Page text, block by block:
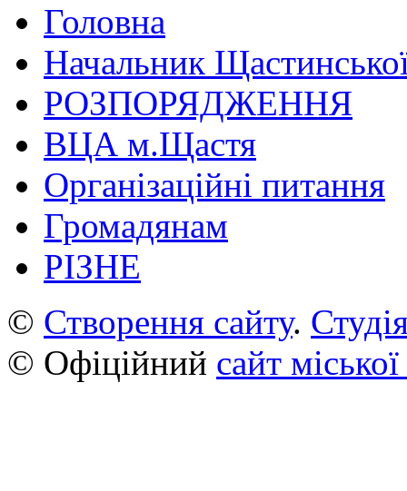
Головна
Начальник
РОЗПОРЯДЖЕННЯ
ВЦА м.Щастя
Організаційні питання
Громадянам
РІЗНЕ
© Створення сайту.
© Офіційний сайт